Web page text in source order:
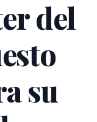
del
su